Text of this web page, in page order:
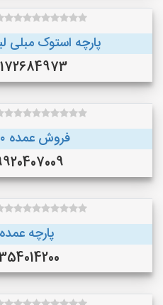
پارچه استوک مبلی
09172684973
فروش عمده ۱۸۰ تکه پارچه
09920407009
پارچه
09354014200